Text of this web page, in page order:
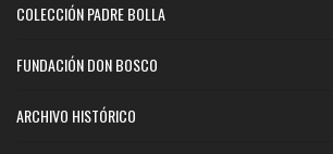
COLECCIÓN PADRE BOLLA
FUNDACIÓN DON BOSCO
ARCHIVO HISTÓRICO